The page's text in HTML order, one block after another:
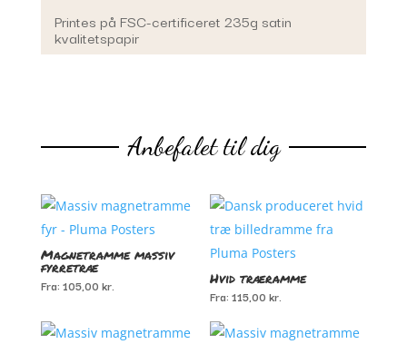
Printes på FSC-certificeret 235g satin
kvalitetspapir
Anbefalet til dig
Magnetramme massiv
fyrretræ
Fra: 105,00 kr. Hvid træramme
Fra:115,00kr.